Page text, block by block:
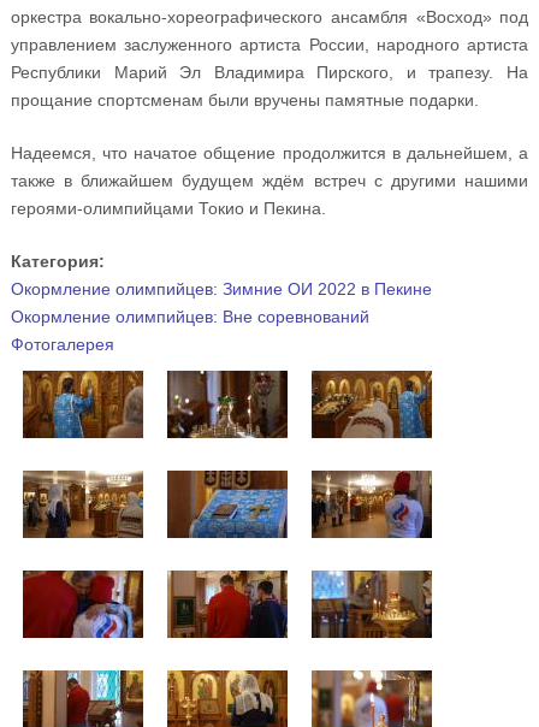
оркестра вокально-хореографического ансамбля «Восход» под
управлением заслуженного артиста России, народного артиста
Республики Марий Эл Владимира Пирского, и трапезу. На
прощание спортсменам были вручены памятные подарки.
Надеемся, что начатое общение продолжится в дальнейшем, а
также в ближайшем будущем ждём встреч с другими нашими
героями-олимпийцами Токио и Пекина.
Категория:
Окормление олимпийцев: Зимние ОИ 2022 в Пекине
Окормление олимпийцев: Вне соревнований
Фотогалерея